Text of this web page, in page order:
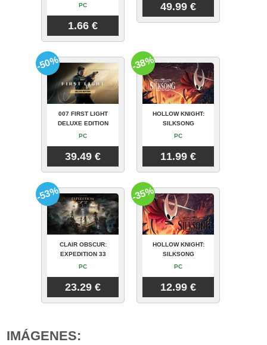
PC
1.66 €
49.99 €
007 FIRST LIGHT
DELUXE EDITION
PC
39.49 €
-50%
HOLLOW KNIGHT:
SILKSONG
PC
11.99 €
-38%
CLAIR OBSCUR:
EXPEDITION 33
PC
23.29 €
-53%
HOLLOW KNIGHT:
SILKSONG
PC
12.99 €
-35%
IMÁGENES: